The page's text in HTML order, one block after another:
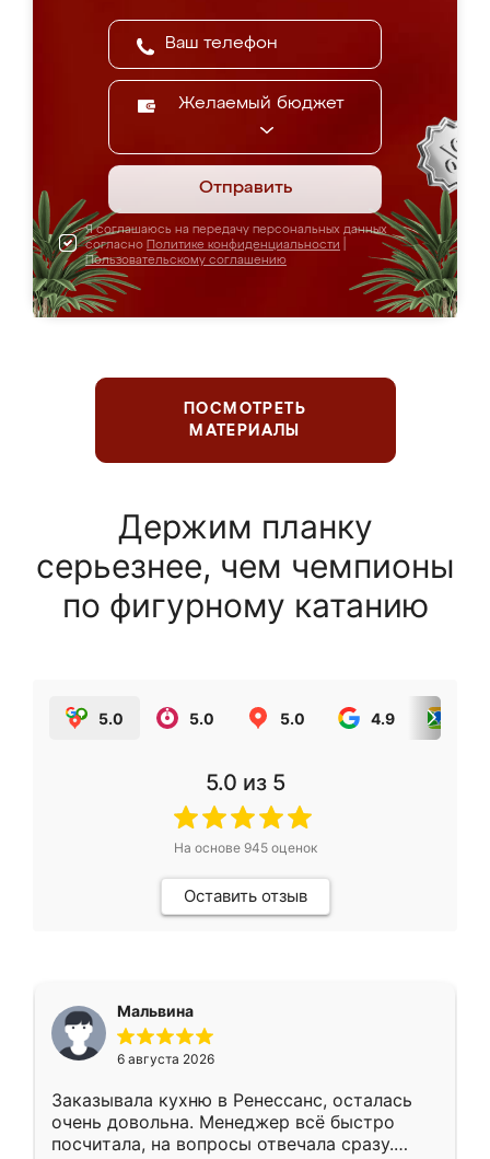
Желаемый бюджет
Отправить
Я соглашаюсь на передачу персональных данных
согласно Политике конфиденциальности
Пользовательскому соглашению
ПОСМОТРЕТЬ
МАТЕРИАЛЫ
Держим планку
серьезнее, чем чемпионы
по фигурному катанию
5.0 5.0 5.0 4.9
5.0 из 5
На основе 945оценок
Оставить отзыв
Мальвина
6 августа 2026
Заказывала кухню в Ренессанс, осталась
очень довольна. Менеджер всё быстро
посчитала, на вопросы отвечала сразу.